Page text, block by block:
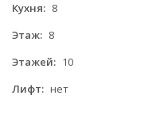
Кухня: 8
Этаж: 8
Этажей: 10
Лифт: нет